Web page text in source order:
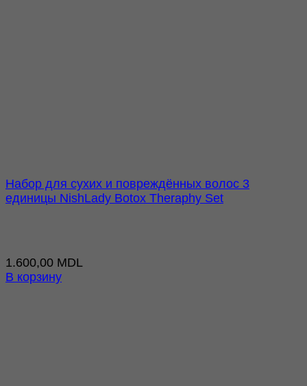
Набор для сухих и повреждённых волос 3
единицы NishLady Botox Theraphy Set
1.600,00 MDL
В корзину